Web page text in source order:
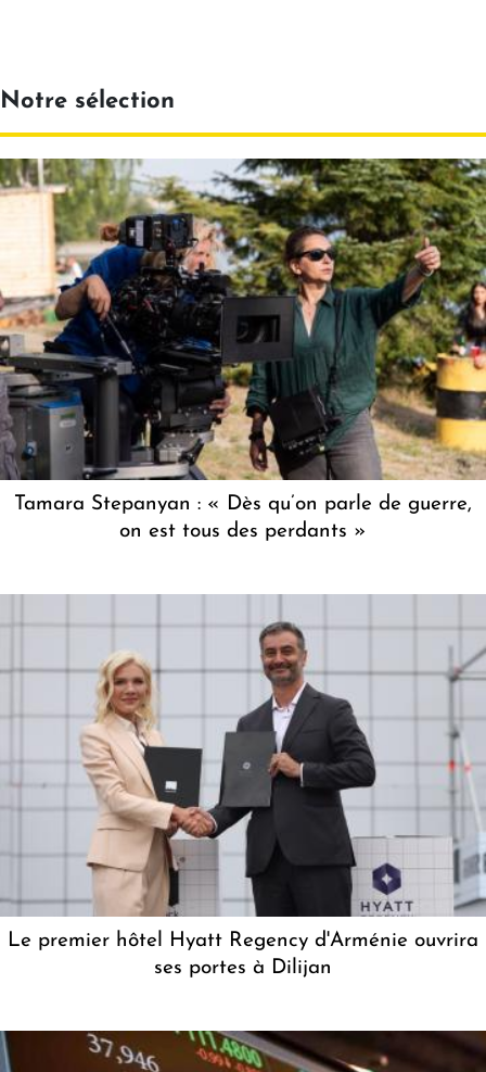
Notre sélection
Tamara Stepanyan : « Dès qu’on parle de guerre,
on est tous des perdants »
Le premier hôtel Hyatt Regency d'Arménie ouvrira
ses portes à Dilijan